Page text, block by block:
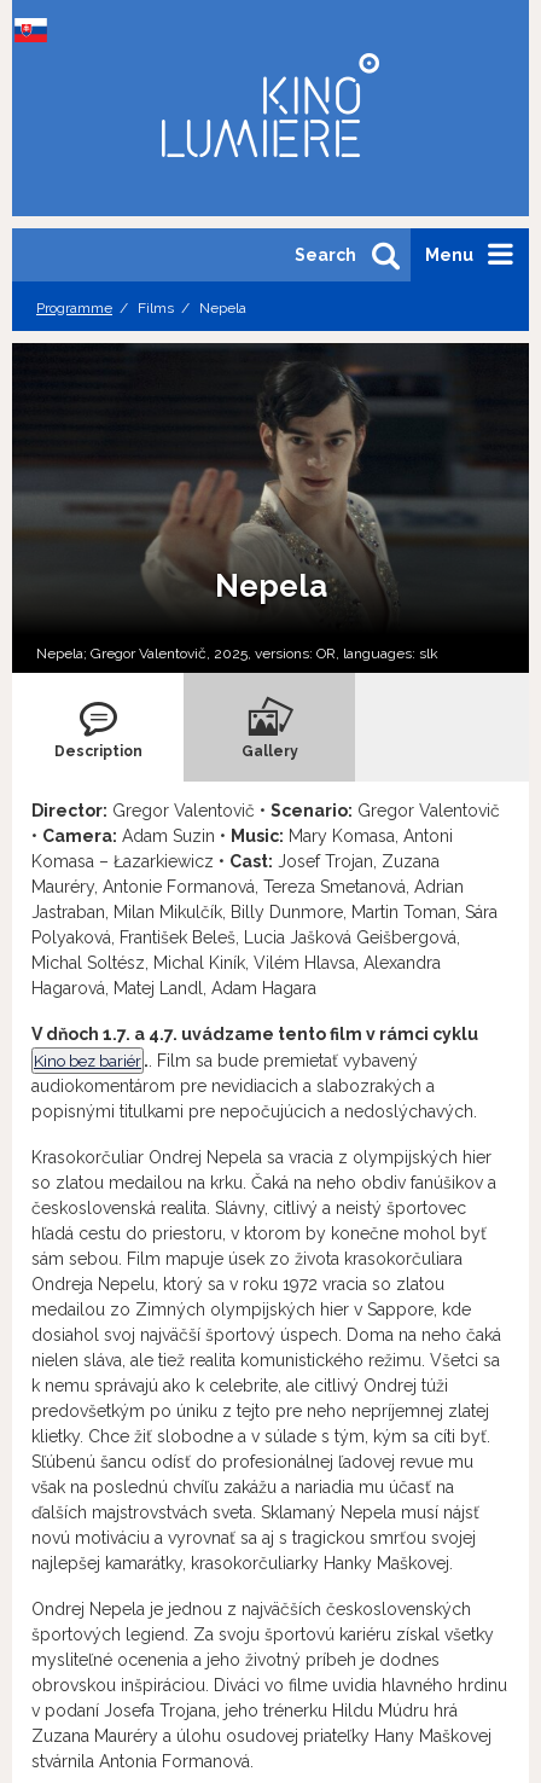
Menu
Search
Programme Films Nepela
Nepela
Nepela; Gregor Valentovič, 2025, versions: OR, languages: slk
Description Gallery
Director: Gregor Valentovič • Scenario: Gregor Valentovič
• Camera: Adam Suzin • Music: Mary Komasa, Antoni
Komasa – Łazarkiewicz • Cast: Josef Trojan, Zuzana
Mauréry, Antonie Formanová, Tereza Smetanová, Adrian
Jastraban, Milan Mikulčík, Billy Dunmore, Martin Toman, Sára
Polyaková, František Beleš, Lucia Jašková Geišbergová,
Michal Soltész, Michal Kiník, Vilém Hlavsa, Alexandra
Hagarová, Matej Landl, Adam Hagara
V dňoch 1.7. a 4.7. uvádzame tento film v rámci cyklu
Kino bez bariér. . Film sa bude premietať vybavený
audiokomentárom pre nevidiacich a slabozrakých a
popisnými titulkami pre nepočujúcich a nedoslýchavých.
Krasokorčuliar Ondrej Nepela sa vracia z olympijských hier
so zlatou medailou na krku. Čaká na neho obdiv fanúšikov a
československá realita. Slávny, citlivý a neistý športovec
hľadá cestu do priestoru, v ktorom by konečne mohol byť
sám sebou. Film mapuje úsek zo života krasokorčuliara
Ondreja Nepelu, ktorý sa v roku 1972 vracia so zlatou
medailou zo Zimných olympijských hier v Sappore, kde
dosiahol svoj najväčší športový úspech. Doma na neho čaká
nielen sláva, ale tiež realita komunistického režimu. Všetci sa
k nemu správajú ako k celebrite, ale citlivý Ondrej túži
predovšetkým po úniku z tejto pre neho nepríjemnej zlatej
klietky. Chce žiť slobodne a v súlade s tým, kým sa cíti byť.
Sľúbenú šancu odísť do profesionálnej ľadovej revue mu
však na poslednú chvíľu zakážu a nariadia mu účasť na
ďalších majstrovstvách sveta. Sklamaný Nepela musí nájsť
novú motiváciu a vyrovnať sa aj s tragickou smrťou svojej
najlepšej kamarátky, krasokorčuliarky Hanky Maškovej.
Ondrej Nepela je jednou z najväčších československých
športových legiend. Za svoju športovú kariéru získal všetky
mysliteľné ocenenia a jeho životný príbeh je dodnes
obrovskou inšpiráciou. Diváci vo filme uvidia hlavného hrdinu
v podaní Josefa Trojana, jeho trénerku Hildu Múdru hrá
Zuzana Mauréry a úlohu osudovej priateľky Hany Maškovej
stvárnila Antonia Formanová.